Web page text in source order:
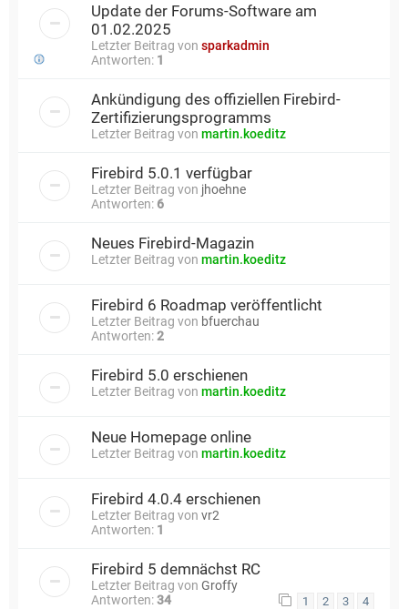
Update der Forums-Software am
01.02.2025
Letzter Beitrag von sparkadmin
Antworten: 1
Ankündigung des offiziellen Firebird-
Zertifizierungsprogramms
Letzter Beitrag von martin.koeditz
Firebird 5.0.1 verfügbar
Letzter Beitrag von jhoehne
Antworten: 6
Neues Firebird-Magazin
Letzter Beitrag von martin.koeditz
Firebird 6 Roadmap veröffentlicht
Letzter Beitrag von bfuerchau
Antworten:2
Firebird 5.0 erschienen
Letzter Beitrag von martin.koeditz
Neue Homepage online
Letzter Beitrag von martin.koeditz
Firebird 4.0.4 erschienen
Letzter Beitrag von vr2
Antworten: 1
Firebird 5 demnächst RC
Letzter Beitrag von Groffy
Antworten:34 1 2 3 4